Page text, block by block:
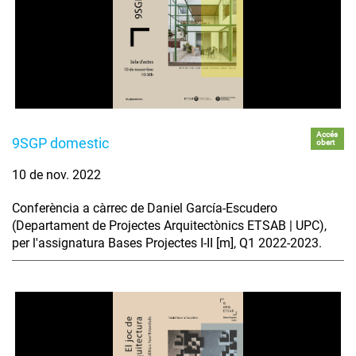
9SGP domestic
Accés
obert
10 de nov. 2022
Conferència a càrrec de Daniel García-Escudero
(Departament de Projectes Arquitectònics ETSAB | UPC),
per l'assignatura Bases Projectes I-II [m], Q1 2022-2023.